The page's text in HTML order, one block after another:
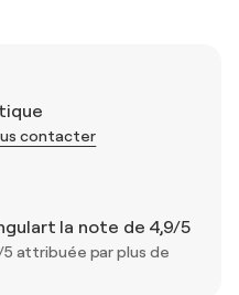
contacter
la note de 4,9/5
attribuée par plus de